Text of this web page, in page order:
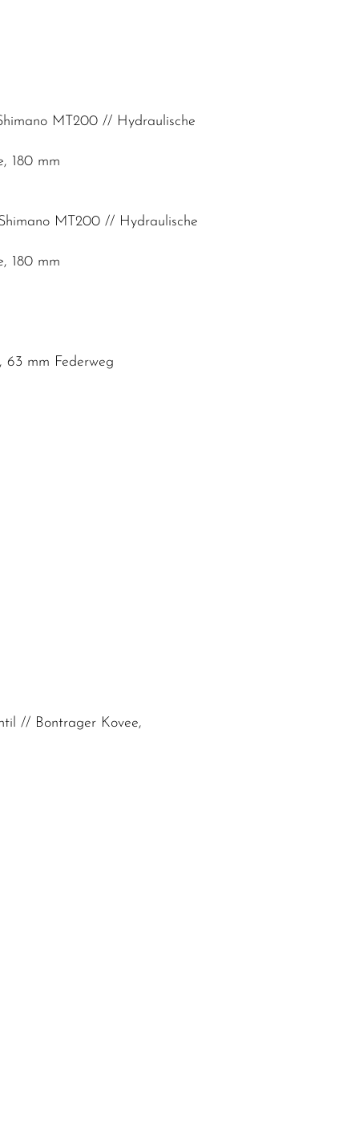
MT200 // Hydraulische
180 mm
MT200 // Hydraulische
180 mm
63 mm Federweg
// Bontrager Kovee,